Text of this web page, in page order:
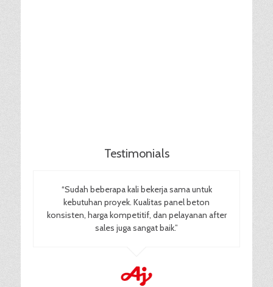
Testimonials
“Sudah beberapa kali bekerja sama untuk
kebutuhan proyek. Kualitas panel beton
konsisten, harga kompetitif, dan pelayanan after
sales juga sangat baik.”